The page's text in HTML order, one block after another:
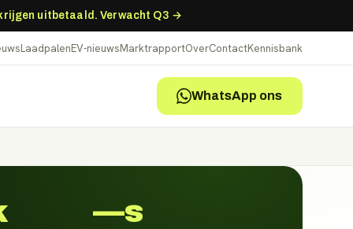
uitbetaald. Verwacht Q3 →
LaadpalenEV-nieuwsMarktrapportOverContactKennisbank
WhatsApp ons
—s